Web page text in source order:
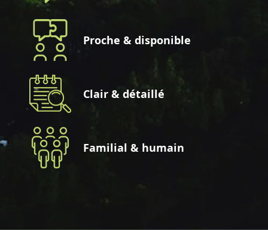
Proche & disponible
Clair & détaillé
Familial & humain